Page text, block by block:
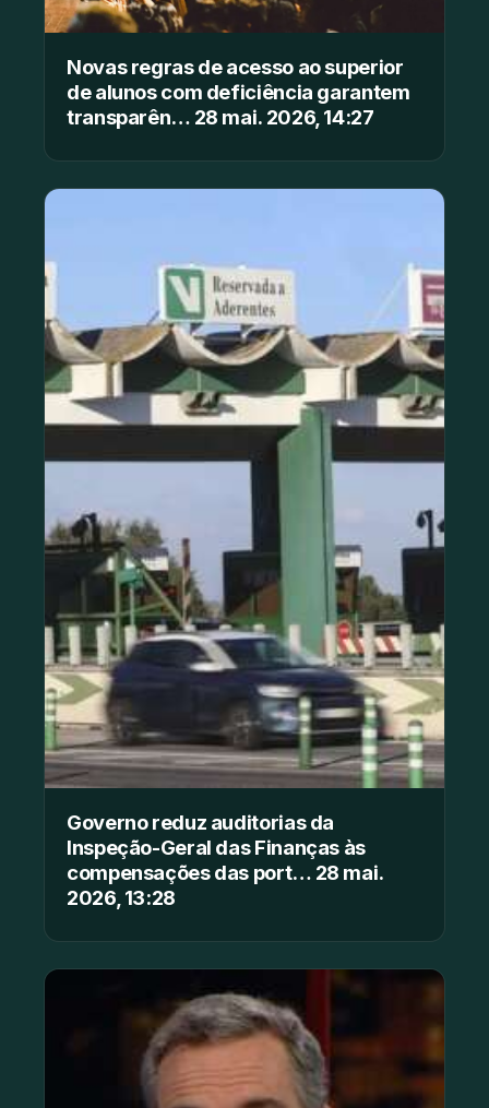
Novas regras de acesso ao superior
de alunos com deficiência garantem
transparên… 28 mai. 2026, 14:27
Governo reduz auditorias da
Inspeção-Geral das Finanças às
compensações das port… 28 mai.
2026, 13:28